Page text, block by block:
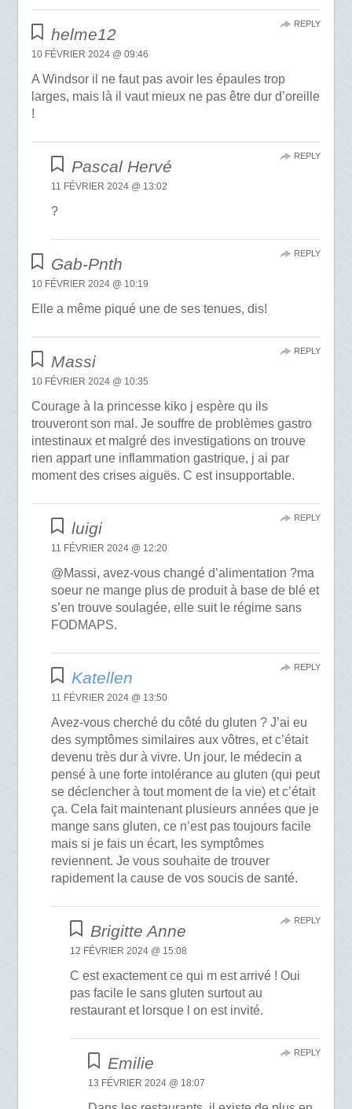
helme12
10 FÉVRIER 2024 @ 09:46
A Windsor il ne faut pas avoir les épaules trop
larges, mais là il vaut mieux ne pas être dur d’oreille
!
REPLY
Pascal Hervé
11 FÉVRIER 2024 @ 13:02
?
REPLY
Gab-Pnth
10 FÉVRIER 2024 @ 10:19
Elle a même piqué une de ses tenues, dis!
REPLY
Massi
10 FÉVRIER 2024 @ 10:35
Courage à la princesse kiko j espère qu ils
trouveront son mal. Je souffre de problèmes gastro
intestinaux et malgré des investigations on trouve
rien appart une inflammation gastrique, j ai par
moment des crises aiguës. C est insupportable.
REPLY
luigi
11 FÉVRIER 2024 @ 12:20
@Massi, avez-vous changé d’alimentation ?ma
soeur ne mange plus de produit à base de blé et
s’en trouve soulagée, elle suit le régime sans
FODMAPS.
REPLY
Katellen
11 FÉVRIER 2024 @ 13:50
Avez-vous cherché du côté du gluten ? J’ai eu
des symptômes similaires aux vôtres, et c’était
devenu très dur à vivre. Un jour, le médecin a
pensé à une forte intolérance au gluten (qui peut
se déclencher à tout moment de la vie) et c’était
ça. Cela fait maintenant plusieurs années que je
mange sans gluten, ce n’est pas toujours facile
mais si je fais un écart, les symptômes
reviennent. Je vous souhaite de trouver
rapidement la cause de vos soucis de santé.
REPLY
Brigitte Anne
12 FÉVRIER 2024 @ 15:08
C est exactement ce qui m est arrivé ! Oui
pas facile le sans gluten surtout au
restaurant et lorsque l on est invité.
REPLY
Emilie
13 FÉVRIER 2024 @ 18:07
REPLY